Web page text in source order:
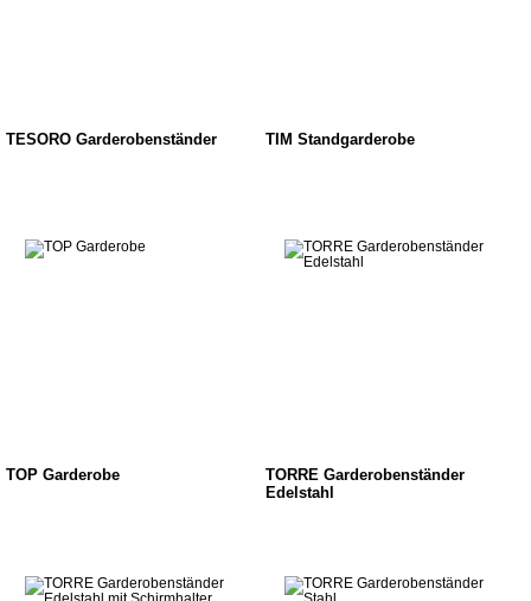
TESORO Garderobenständer TIM Standgarderobe
TOP Garderobe
TORRE Garderobenständer
Edelstahl